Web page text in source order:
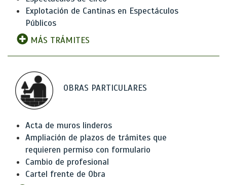
Explotación de Cantinas en Espectáculos
Públicos
MÁS TRÁMITES
OBRAS PARTICULARES
Acta de muros linderos
Ampliación de plazos de trámites que
requieren permiso con formulario
Cambio de profesional
Cartel frente de Obra